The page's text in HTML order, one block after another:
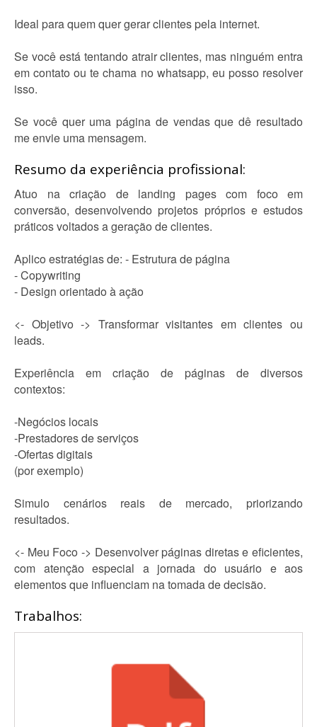
Ideal para quem quer gerar clientes pela internet.
Se você está tentando atrair clientes, mas ninguém entra
em contato ou te chama no whatsapp, eu posso resolver
isso.
Se você quer uma página de vendas que dê resultado
me envie uma mensagem.
Resumo da experiência profissional:
Atuo na criação de landing pages com foco em
conversão, desenvolvendo projetos próprios e estudos
práticos voltados a geração de clientes.
Aplico estratégias de: - Estrutura de página
- Copywriting
- Design orientado à ação
<- Objetivo -> Transformar visitantes em clientes ou
leads.
Experiência em criação de páginas de diversos
contextos:
-Negócios locais
-Prestadores de serviços
-Ofertas digitais
(por exemplo)
Simulo cenários reais de mercado, priorizando
resultados.
<- Meu Foco -> Desenvolver páginas diretas e eficientes,
com atenção especial a jornada do usuário e aos
elementos que influenciam na tomada de decisão.
Trabalhos: